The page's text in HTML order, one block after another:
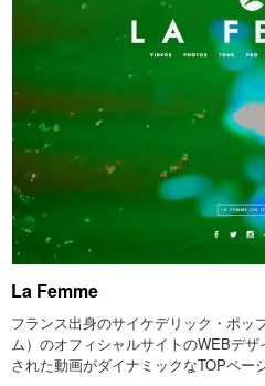
La Femme
フランス出身のサイケデリック・ポッ
ム）のオフィシャルサイトのWEBデ
された動画がダイナミックなTOPペー